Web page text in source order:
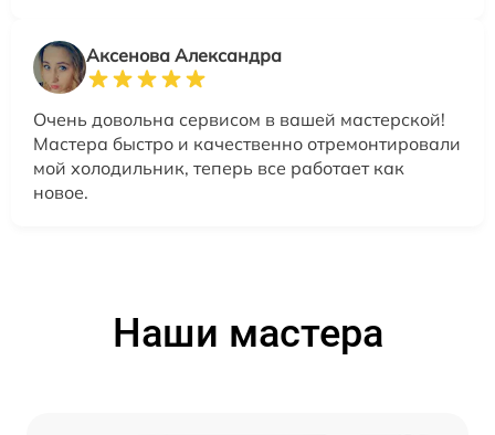
Аксенова Александра
Очень довольна сервисом в вашей мастерской!
Мастера быстро и качественно отремонтировали
мой холодильник, теперь все работает как
новое.
Наши мастера